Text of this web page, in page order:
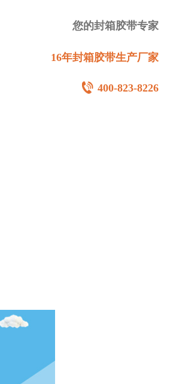
您的封箱胶带专家
16年封箱胶带生产厂家
400-823-8226